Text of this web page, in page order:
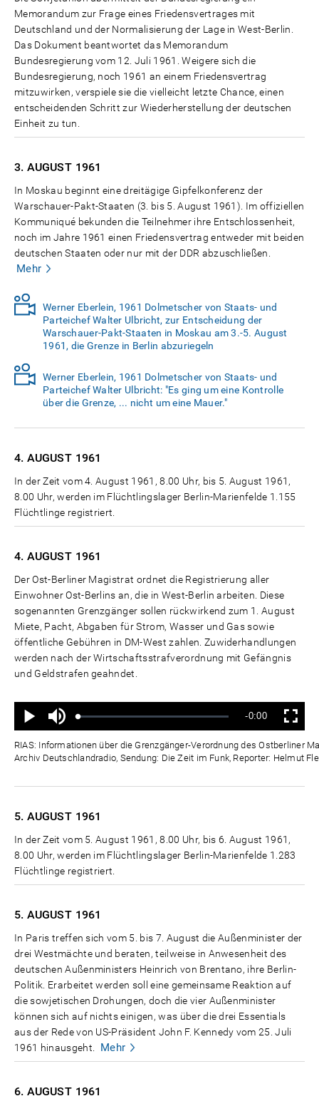
Memorandum zur Frage eines Friedensvertrages mit
Deutschland und der Normalisierung der Lage in West-Berlin.
Das Dokument beantwortet das Memorandum
Bundesregierung vom 12. Juli 1961. Weigere sich die
Bundesregierung, noch 1961 an einem Friedensvertrag
mitzuwirken, verspiele sie die vielleicht letzte Chance, einen
entscheidenden Schritt zur Wiederherstellung der deutschen
Einheit zu tun.
3. AUGUST 1961
In Moskau beginnt eine dreitägige Gipfelkonferenz der
Warschauer-Pakt-Staaten (3. bis 5. August 1961). Im offiziellen
Kommuniqué bekunden die Teilnehmer ihre Entschlossenheit,
noch im Jahre 1961 einen Friedensvertrag entweder mit beiden
deutschen Staaten oder nur mit der DDR abzuschließen.
Mehr
Werner Eberlein, 1961 Dolmetscher von Staats- und
Parteichef Walter Ulbricht, zur Entscheidung der
Warschauer-Pakt-Staaten in Moskau am 3.-5. August
1961, die Grenze in Berlin abzuriegeln
Werner Eberlein, 1961 Dolmetscher von Staats- und
Parteichef Walter Ulbricht: "Es ging um eine Kontrolle
über die Grenze, ... nicht um eine Mauer."
4. AUGUST 1961
In der Zeit vom 4. August 1961, 8.00 Uhr, bis 5. August 1961,
8.00 Uhr, werden im Flüchtlingslager Berlin-Marienfelde 1.155
Flüchtlinge registriert.
4. AUGUST 1961
Der Ost-Berliner Magistrat ordnet die Registrierung aller
Einwohner Ost-Berlins an, die in West-Berlin arbeiten. Diese
sogenannten Grenzgänger sollen rückwirkend zum 1. August
Miete, Pacht, Abgaben für Strom, Wasser und Gas sowie
öffentliche Gebühren in DM-West zahlen. Zuwiderhandlungen
werden nach der Wirtschaftsstrafverordnung mit Gefängnis
und Geldstrafen geahndet.
Wiedergabe
Ton
aus
Geladen:
Status:
Verbleibende
Zeit
-0:00 Vollbild
RIAS: Informationen über die Grenzgänger-Verordnung des Ostberliner
Archiv Deutschlandradio, Sendung: Die Zeit im Funk, Reporter: Helmut
5. AUGUST 1961
In der Zeit vom 5. August 1961, 8.00 Uhr, bis 6. August 1961,
8.00 Uhr, werden im Flüchtlingslager Berlin-Marienfelde 1.283
Flüchtlinge registriert.
5. AUGUST 1961
In Paris treffen sich vom 5. bis 7. August die Außenminister der
drei Westmächte und beraten, teilweise in Anwesenheit des
deutschen Außenministers Heinrich von Brentano, ihre Berlin-
Politik. Erarbeitet werden soll eine gemeinsame Reaktion auf
die sowjetischen Drohungen, doch die vier Außenminister
können sich auf nichts einigen, was über die drei Essentials
aus der Rede von US-Präsident John F. Kennedy vom 25. Juli
1961 hinausgeht.
Mehr
6. AUGUST 1961